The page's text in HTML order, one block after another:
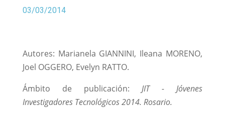
03/03/2014
Autores: Marianela GIANNINI, Ileana MORENO,
Joel OGGERO, Evelyn RATTO.
Ámbito de publicación:JIT - Jóvenes
Investigadores Tecnológicos 2014. Rosario.